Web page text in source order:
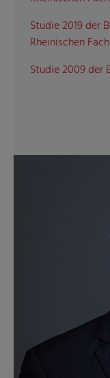
Studie 2019 der
Rheinischen
Studie 2009 der